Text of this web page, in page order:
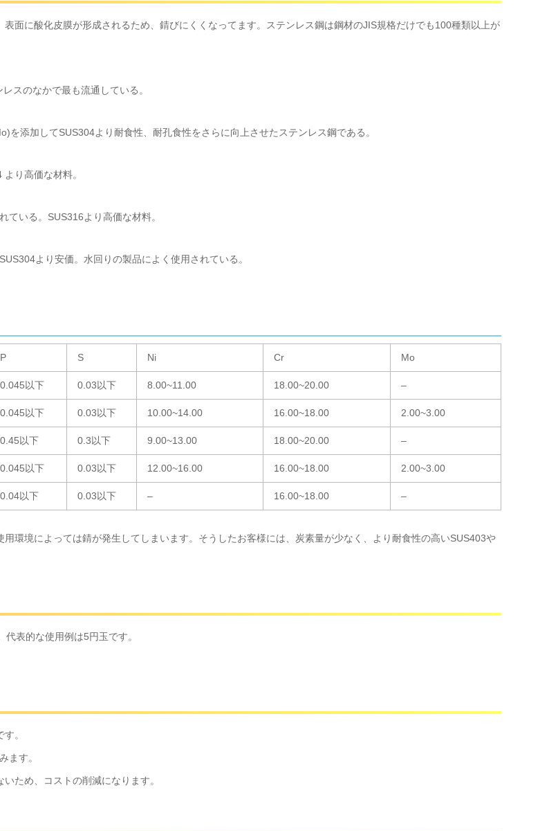
面に酸化皮膜が形成されるため、錆びにくくなってます。ステンレス鋼は鋼材のJIS規格だけでも100種類以上が
スのなかで最も流通している。
添加してSUS304より耐食性、耐孔食性をさらに向上させたステンレス鋼である。
り高価な材料。
いる。SUS316より高価な材料。
より安価。水回りの製品によく使用されている。
P S Ni Cr Mo
0.045以下 0.03以下 8.00~11.00 18.00~20.00 –
0.045以下 0.03以下 10.00~14.00 16.00~18.00 2.00~3.00
0.45以下 0.3以下 9.00~13.00 18.00~20.00 –
0.045以下 0.03以下 12.00~16.00 16.00~18.00 2.00~3.00
0.04以下 0.03以下 – 16.00~18.00 –
環境によっては錆が発生してしまいます。そうしたお客様には、炭素量が少なく、より耐食性の高いSUS403や
表的な使用例は5円玉です。
。
ます。
ため、コストの削減になります。